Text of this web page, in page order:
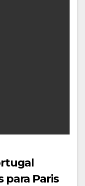
para Paris